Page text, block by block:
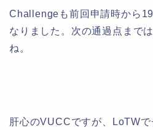
Challengeも前回申請時から
なりました。次の通過点まで
ね。
肝心のVUCCですが、LoTWで